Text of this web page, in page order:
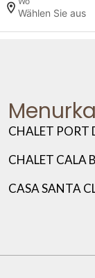
Wählen Sie aus
Menurka
CHALET PORT
CHALET CALA
CASA SANTA